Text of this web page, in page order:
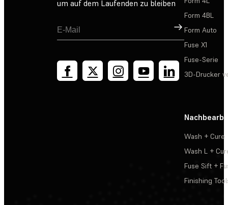
um auf dem Laufenden zu bleiben
Registrieren
Form 4BL
Form Auto
Fuse X1
Fuse-Serie
3D-Drucker
Wash + Cure
Wash L +
Fuse Sift +
Finishing